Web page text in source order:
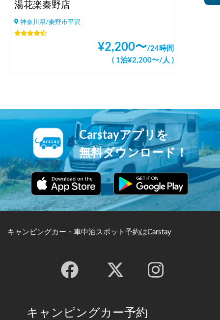
湯花楽秦野店
神奈川県/秦野市平沢
¥2,200〜/24時間
( 1泊¥2,200〜/ 人 )
Carstayアプリを
無料ダウンロード！
キャンピングカー・車中泊スポット予約はCarstay
キャンピングカー予約